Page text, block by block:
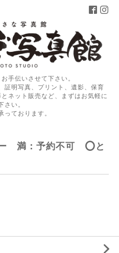
手伝いさせて下さい。
証明写真、プリント、遺影、保育
ネット販売など、まずはお気軽に
さい。
っております。
ー 満：予約不可 ⭕️と